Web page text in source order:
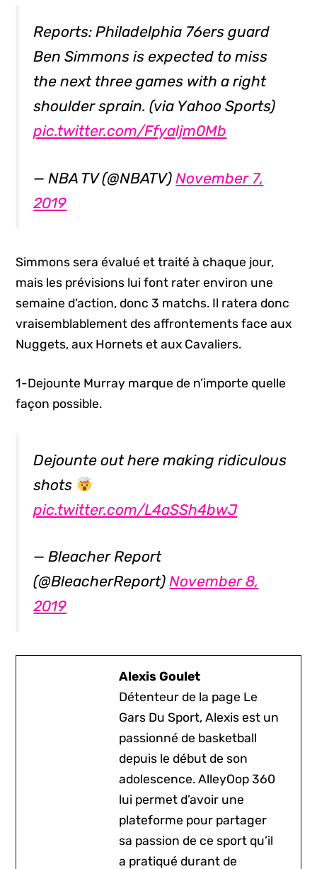
Reports: Philadelphia 76ers guard
Ben Simmons is expected to miss
the next three games with a right
shoulder sprain. (via Yahoo Sports)
pic.twitter.com/Ffyaljm0Mb
— NBA TV (@NBATV)November 7,
2019
Simmons sera évalué et traité à chaque jour,
mais les prévisions lui font rater environ une
semaine d’action, donc 3 matchs. Il ratera donc
vraisemblablement des affrontements face aux
Nuggets, aux Hornets et aux Cavaliers.
1-Dejounte Murray marque de n’importe quelle
façon possible.
Dejounte out here making ridiculous
shots
pic.twitter.com/L4aSSh4bwJ
— Bleacher Report
(@BleacherReport)November 8,
2019
Alexis Goulet
Détenteur de la page Le
Gars Du Sport, Alexis est un
passionné de basketball
depuis le début de son
adolescence. AlleyOop 360
lui permet d’avoir une
plateforme pour partager
sa passion de ce sport qu’il
a pratiqué durant de